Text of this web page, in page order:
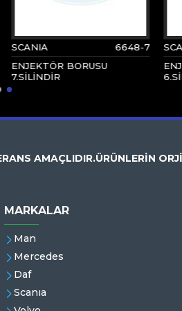
SCANIA
6648-7
ENJEKTÖR BORUSU
7.SİLİNDİR
AMAÇLIDIR.ÜRÜNLERİN
MARKALAR
Man
Mercedes
Daf
Scanıa